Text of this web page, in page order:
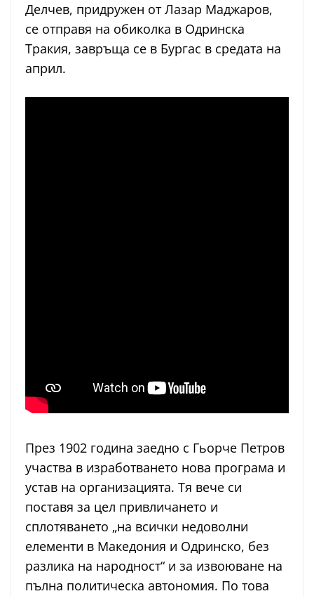
Делчев, придружен от Лазар Маджаров,
се отправя на обиколка в Одринска
Тракия, завръща се в Бургас в средата на
април.
През 1902 година заедно с Гьорче Петров
участва в изработването нова програма и
устав на организацията. Тя вече си
поставя за цел привличането и
сплотяването „на всички недоволни
елементи в Македония и Одринско, без
разлика на народност“ и за извоюване на
пълна политическа автономия. По това